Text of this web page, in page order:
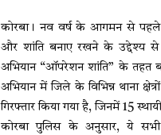
कोरबा। नव वर्ष के आगमन से पहले
और शांति बनाए रखने के उद्देश्य से
अभियान “ऑपरेशन शांति” के तहत
अभियान में जिले के विभिन्न थाना
गिरफ्तार किया गया है, जिनमें 15
कोरबा पुलिस के अनुसार, ये